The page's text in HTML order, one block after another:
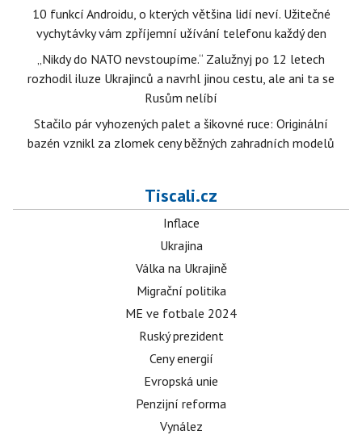
10 funkcí Androidu, o kterých většina lidí neví. Užitečné
vychytávky vám zpříjemní užívání telefonu každý den
„Nikdy do NATO nevstoupíme.“ Zalužnyj po 12 letech
rozhodil iluze Ukrajinců a navrhl jinou cestu, ale ani ta se
Rusům nelíbí
Stačilo pár vyhozených palet a šikovné ruce: Originální
bazén vznikl za zlomek ceny běžných zahradních modelů
Tiscali.cz
Inflace
Ukrajina
Válka na Ukrajině
Migrační politika
ME ve fotbale 2024
Ruský prezident
Ceny energií
Evropská unie
Penzijní reforma
Vynález